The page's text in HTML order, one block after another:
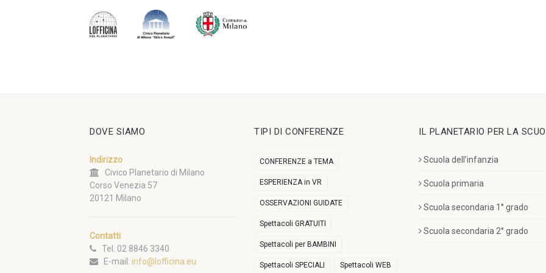
DOVE SIAMO
Indirizzo
Civico Planetario di Milano
Corso Venezia 57
20121 Milano
Contatti
Tel. 02 8846 3340
E-mail: info@lofficina.eu
TIPI DI CONFERENZE
CONFERENZE a TEMA
ESPERIENZA in VR
OSSERVAZIONI GUIDATE
Spettacoli GRATUITI
Spettacoli per BAMBINI
Spettacoli SPECIALI Spettacoli WEB
IL PLANETARIO PER LA
Scuola dell’infanzia
Scuola primaria
Scuola secondaria 1° grado
Scuola secondaria 2° grado